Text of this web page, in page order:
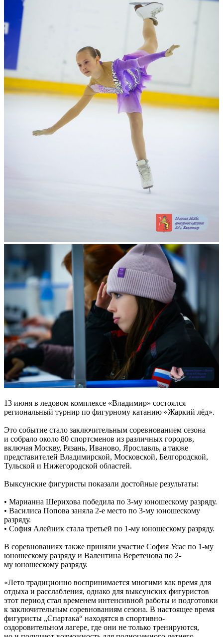
13 июня в ледовом комплексе «Владимир» состоялся
региональный турнир по фигурному катанию «Жаркий лёд».
Это событие стало заключительным соревнованием сезона
и собрало около 80 спортсменов из различных городов,
включая Москву, Рязань, Иваново, Ярославль, а также
представителей Владимирской, Московской, Белгородской,
Тульской и Нижегородской областей.
Выксунские фигуристы показали достойные результаты:
• Марианна Шерихова победила по 3-му юношескому разряду.
• Василиса Попова заняла 2-е место по 3-му юношескому
разряду.
• София Алейник стала третьей по 1-му юношескому разряду.
В соревнованиях также приняли участие София Усас по 1-му
юношескому разряду и Валентина Веретенова по 2-
му юношескому разряду.
«Лето традиционно воспринимается многими как время для
отдыха и расслабления, однако для выксунских фигуристов
этот период стал временем интенсивной работы и подготовки
к заключительным соревнованиям сезона. В настоящее время
фигуристы „Спартака“ находятся в спортивно-
оздоровительном лагере, где они не только тренируются,